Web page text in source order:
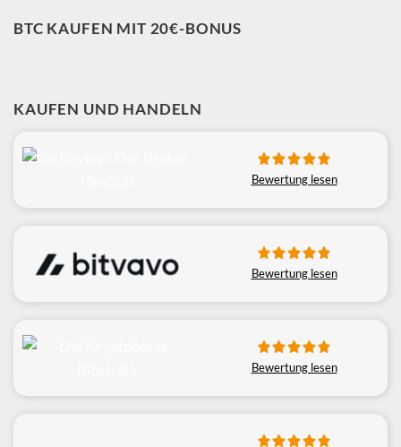
BTC KAUFEN MIT 20€-BONUS
KAUFEN UND HANDELN
Bewertung lesen
Bewertung lesen
Bewertung lesen